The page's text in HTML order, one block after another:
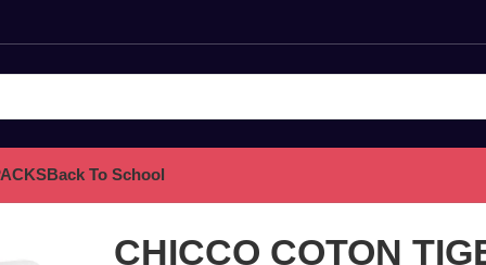
Back To School
– 0M+
CHICCO COTON